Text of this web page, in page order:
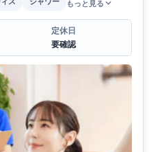
もっと見る
定休日
要確認